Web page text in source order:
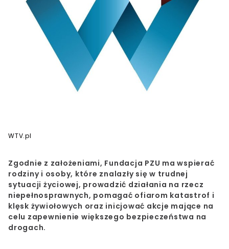
WTV.pl
Zgodnie z założeniami, Fundacja PZU ma wspierać
rodziny i osoby, które znalazły się w trudnej
sytuacji życiowej, prowadzić działania na rzecz
niepełnosprawnych, pomagać ofiarom katastrof i
klęsk żywiołowych oraz inicjować akcje mające na
celu zapewnienie większego bezpieczeństwa na
drogach.